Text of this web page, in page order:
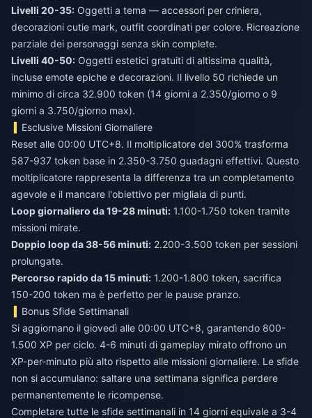
Livelli 20-35: Oggetti a tema — accessori per criniera,
decorazioni cutie mark, outfit coordinati per colore. Ricreazione
parziale dei personaggi senza skin complete.
Livelli 40-50: Oggetti estetici gratuiti di altissima qualità,
incluse emote epiche e decorazioni. Il livello 50 richiede un
minimo di circa 32.900 token (14 giorni a 2.350/giorno o 9
giorni a 3.750/giorno max).
Esclusive Missioni Giornaliere
Reset alle 00:00 UTC+8. Il moltiplicatore del 300% trasforma
587-937 token base in 2.350-3.750 guadagni effettivi. Questo
moltiplicatore rappresenta la differenza tra un completamento
agevole e il mancare l'obiettivo per migliaia di punti.
Loop giornaliero da 19-28 minuti: 1.100-1.750 token tramite
missioni mirate.
Doppio loop da 38-56 minuti: 2.200-3.500 token per sessioni
prolungate.
Percorso rapido da 15 minuti: 1.200-1.800 token, sacrifica
150-200 token ma è perfetto per le pause pranzo.
Bonus Sfide Settimanali
Si aggiornano il giovedì alle 00:00 UTC+8, garantendo 800-
1.500 XP per ciclo. 4-6 minuti di gameplay mirato offrono un
XP-per-minuto più alto rispetto alle missioni giornaliere. Le sfide
non si accumulano: saltare una settimana significa perdere
permanentemente le ricompense.
Completare tutte le sfide settimanali in 14 giorni equivale a 3-4